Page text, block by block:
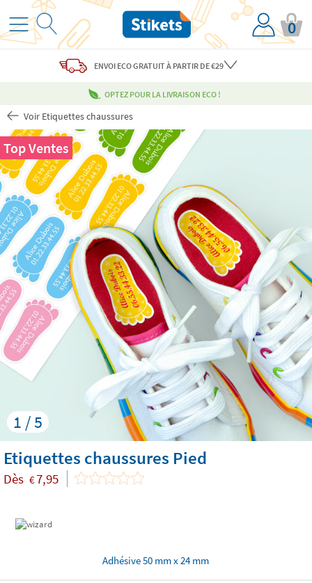
0
ENVOI ECOGRATUITÀ PARTIR DE €29
OPTEZ POUR LA LIVRAISON ECO !
Voir Etiquettes chaussures
1 / 5
Top Ventes
Etiquettes chaussures Pied
Dès €7,95
Adhésive 50 mm x 24 mm